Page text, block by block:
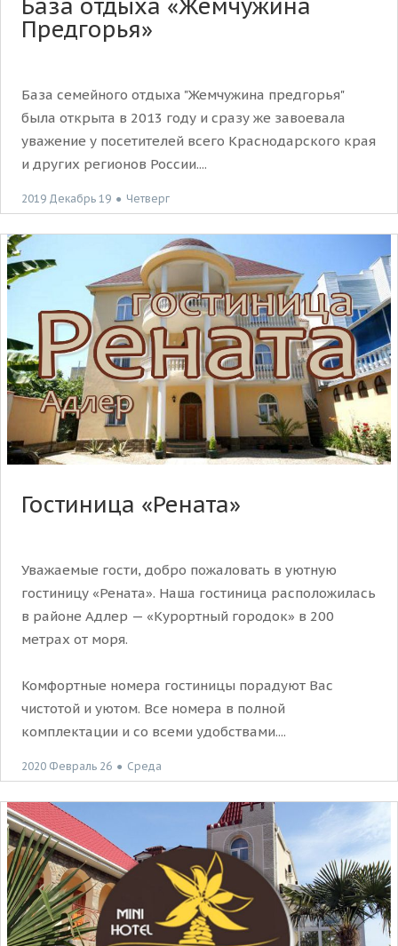
База отдыха «Жемчужина
Предгорья»
База семейного отдыха "Жемчужина предгорья"
была открыта в 2013 году и сразу же завоевала
уважение у посетителей всего Краснодарского края
и других регионов России....
2019 Декабрь 19 ● Четверг
Гостиница «Рената»
Уважаемые гости, добро пожаловать в уютную
гостиницу «Рената». Наша гостиница расположилась
в районе Адлер — «Курортный городок» в 200
метрах от моря.
Комфортные номера гостиницы порадуют Вас
чистотой и уютом. Все номера в полной
комплектации и со всеми удобствами....
2020 Февраль 26 ● Среда